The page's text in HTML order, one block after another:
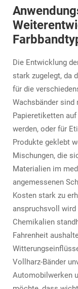
Die Entwicklung
stark zugelegt, da
für die
Wachsbänder
Papieretiketten
werden, oder für
Produkte geklebt
Mischungen, die
Materialien im
angemessenen
Kosten stark zu
anspruchsvoll
Chemikalien
Fahrenheit
Vollharz-Bänder
Automobilwerken